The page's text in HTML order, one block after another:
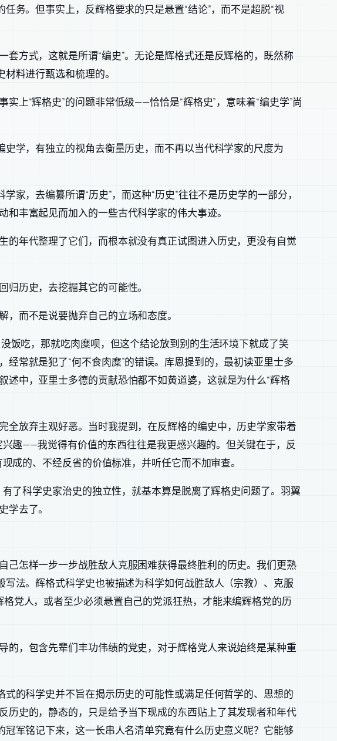
务。但事实上，反辉格要求的只是悬置“结论”，而不是超脱“视
方式，这就是所谓“编史”。无论是辉格式还是反辉格的，既然称
料进行甄选和梳理的。
上“辉格史”的问题非常低级——恰恰是“辉格史”，意味着“编史学”尚
学，有独立的视角去衡量历史，而不再以当代科学家的尺度为
，去编纂所谓“历史”，而这种“历史”往往不是历史学的一部分，
丰富起见而加入的一些古代科学家的伟大事迹。
年代整理了它们，而根本就没有真正试图进入历史，更没有自觉
历史，去挖掘其它的可能性。
而不是说要抛弃自己的立场和态度。
饭吃，那就吃肉糜呗，但这个结论放到别的生活环境下就成了笑
常就是犯了“何不食肉糜”的错误。库恩提到的，最初读亚里士多
中，亚里士多德的贡献恐怕都不如黄道婆，这就是为什么“辉格
放弃主观好恶。当时我提到，在反辉格的编史中，历史学家带着
趣——我觉得有价值的东西往往是我更感兴趣的。但关键在于，反
成的、不经反省的价值标准，并听任它而不加审查。
了科学史家治史的独立性，就基本算是脱离了辉格史问题了。羽翼
去了。
怎样一步一步战胜敌人克服困难获得最终胜利的历史。我们更熟
法。辉格式科学史也被描述为科学如何战胜敌人（宗教）、克服
党人，或者至少必须悬置自己的党派狂热，才能来编辉格党的历
，包含先辈们丰功伟绩的党史，对于辉格党人来说始终是某种重
的科学史并不旨在揭示历史的可能性或满足任何哲学的、思想的
史的，静态的，只是给予当下现成的东西贴上了其发现者和年代
军铭记下来，这一长串人名清单究竟有什么历史意义呢？它能够